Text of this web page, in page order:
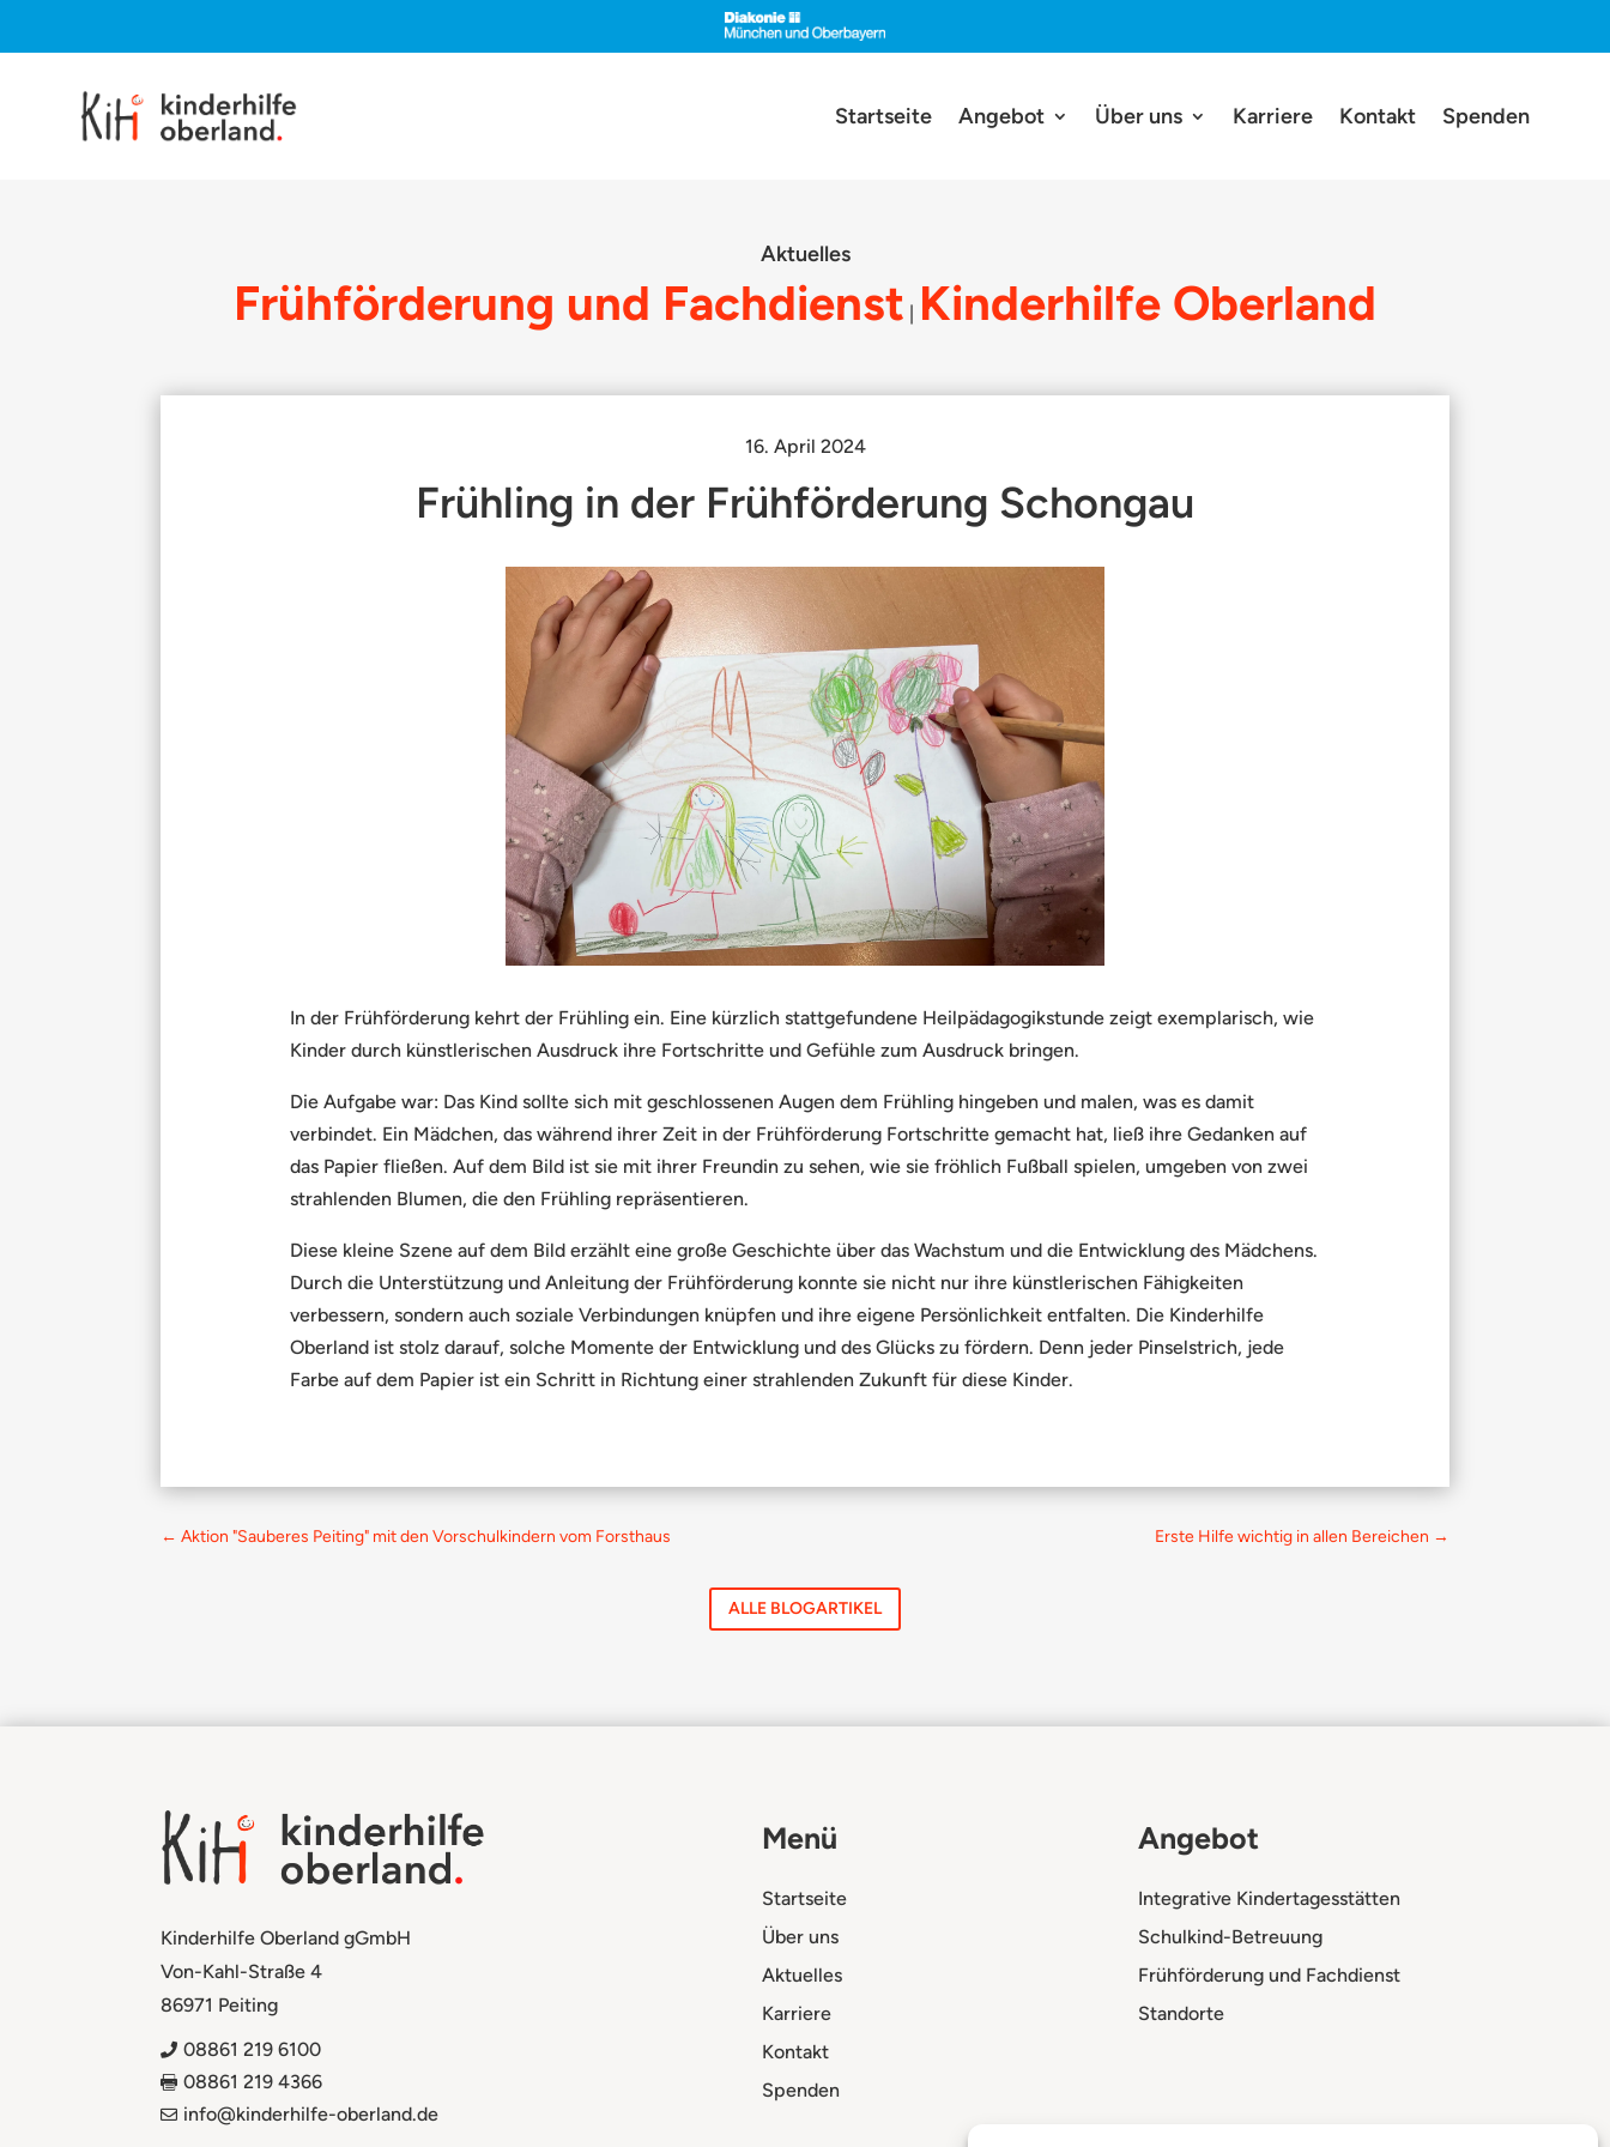
Startseite Angebot Über uns Karriere Kontakt Spenden
Aktuelles
Frühförderung und Fachdienst Kinderhilfe Oberland
16. April 2024
Frühling in der Frühförderung Schongau
In der Frühförderung kehrt der Frühling ein. Eine kürzlich stattgefundene Heilpädagogikstunde zeigt exemplarisch, wie
Kinder durch künstlerischen Ausdruck ihre Fortschritte und Gefühle zum Ausdruck bringen.
Die Aufgabe war: Das Kind sollte sich mit geschlossenen Augen dem Frühling hingeben und malen, was es damit
verbindet. Ein Mädchen, das während ihrer Zeit in der Frühförderung Fortschritte gemacht hat, ließ ihre Gedanken auf
das Papier fließen. Auf dem Bild ist sie mit ihrer Freundin zu sehen, wie sie fröhlich Fußball spielen, umgeben von zwei
strahlenden Blumen, die den Frühling repräsentieren.
Diese kleine Szene auf dem Bild erzählt eine große Geschichte über das Wachstum und die Entwicklung des Mädchens.
Durch die Unterstützung und Anleitung der Frühförderung konnte sie nicht nur ihre künstlerischen Fähigkeiten
verbessern, sondern auch soziale Verbindungen knüpfen und ihre eigene Persönlichkeit entfalten. Die Kinderhilfe
Oberland ist stolz darauf, solche Momente der Entwicklung und des Glücks zu fördern. Denn jeder Pinselstrich, jede
Farbe auf dem Papier ist ein Schritt in Richtung einer strahlenden Zukunft für diese Kinder.
←Aktion "Sauberes Peiting" mit den Vorschulkindern vom Forsthaus Erste Hilfe wichtig in allen Bereichen →
ALLE BLOGARTIKEL
Kinderhilfe Oberland gGmbH
Von-Kahl-Straße 4
86971 Peiting
 08861 219 6100
 08861 219 4366
 info@kinderhilfe-oberland.de
Menü
Startseite
Über uns
Aktuelles
Karriere
Kontakt
Spenden
Angebot
Integrative Kindertagesstätten
Schulkind-Betreuung
Frühförderung und Fachdienst
Standorte